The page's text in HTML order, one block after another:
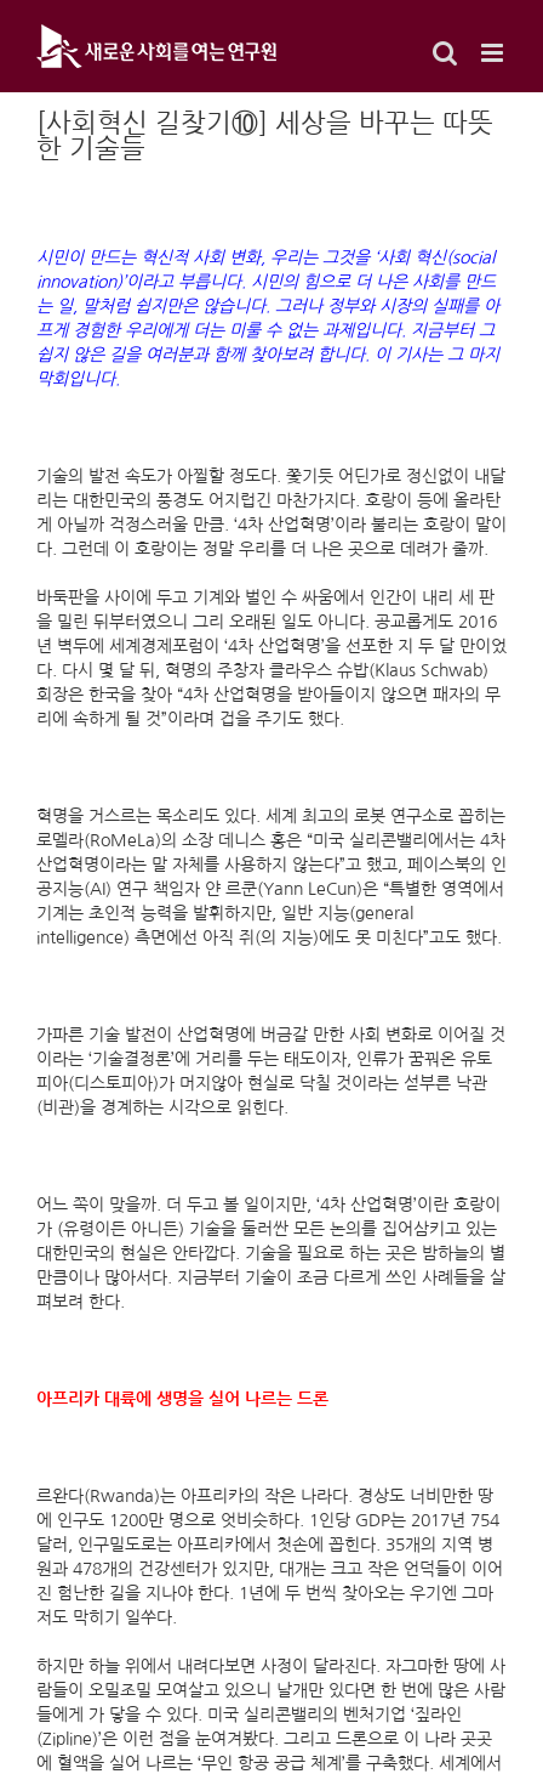
content
[사회혁신 길찾기⑩] 세상을 바꾸는 따뜻
한 기술들
시민이 만드는 혁신적 사회 변화, 우리는 그것을 ‘사회 혁신(social
innovation)’이라고 부릅니다. 시민의 힘으로 더 나은 사회를 만드
는 일, 말처럼 쉽지만은 않습니다. 그러나 정부와 시장의 실패를 아
프게 경험한 우리에게 더는 미룰 수 없는 과제입니다. 지금부터 그
쉽지 않은 길을 여러분과 함께 찾아보려 합니다. 이 기사는 그 마지
막회입니다.
기술의 발전 속도가 아찔할 정도다. 쫓기듯 어딘가로 정신없이 내달
리는 대한민국의 풍경도 어지럽긴 마찬가지다. 호랑이 등에 올라탄
게 아닐까 걱정스러울 만큼. ‘4차 산업혁명’이라 불리는 호랑이 말이
다. 그런데 이 호랑이는 정말 우리를 더 나은 곳으로 데려가 줄까.
바둑판을 사이에 두고 기계와 벌인 수 싸움에서 인간이 내리 세 판
을 밀린 뒤부터였으니 그리 오래된 일도 아니다. 공교롭게도 2016
년 벽두에 세계경제포럼이 ‘4차 산업혁명’을 선포한 지 두 달 만이었
다. 다시 몇 달 뒤, 혁명의 주창자 클라우스 슈밥(Klaus Schwab)
회장은 한국을 찾아 “4차 산업혁명을 받아들이지 않으면 패자의 무
리에 속하게 될 것”이라며 겁을 주기도 했다.
혁명을 거스르는 목소리도 있다. 세계 최고의 로봇 연구소로 꼽히는
로멜라(RoMeLa)의 소장 데니스 홍은 “미국 실리콘밸리에서는 4차
산업혁명이라는 말 자체를 사용하지 않는다”고 했고, 페이스북의 인
공지능(AI) 연구 책임자 얀 르쿤(Yann LeCun)은 “특별한 영역에서
기계는 초인적 능력을 발휘하지만, 일반 지능(general
intelligence) 측면에선 아직 쥐(의 지능)에도 못 미친다”고도 했다.
가파른 기술 발전이 산업혁명에 버금갈 만한 사회 변화로 이어질 것
이라는 ‘기술결정론’에 거리를 두는 태도이자, 인류가 꿈꿔온 유토
피아(디스토피아)가 머지않아 현실로 닥칠 것이라는 섣부른 낙관
(비관)을 경계하는 시각으로 읽힌다.
어느 쪽이 맞을까. 더 두고 볼 일이지만, ‘4차 산업혁명’이란 호랑이
가 (유령이든 아니든) 기술을 둘러싼 모든 논의를 집어삼키고 있는
대한민국의 현실은 안타깝다. 기술을 필요로 하는 곳은 밤하늘의 별
만큼이나 많아서다. 지금부터 기술이 조금 다르게 쓰인 사례들을 살
펴보려 한다.
아프리카 대륙에 생명을 실어 나르는 드론
르완다(Rwanda)는 아프리카의 작은 나라다. 경상도 너비만한 땅
에 인구도 1200만 명으로 엇비슷하다. 1인당 GDP는 2017년 754
달러, 인구밀도로는 아프리카에서 첫손에 꼽힌다. 35개의 지역 병
원과 478개의 건강센터가 있지만, 대개는 크고 작은 언덕들이 이어
진 험난한 길을 지나야 한다. 1년에 두 번씩 찾아오는 우기엔 그마
저도 막히기 일쑤다.
하지만 하늘 위에서 내려다보면 사정이 달라진다. 자그마한 땅에 사
람들이 오밀조밀 모여살고 있으니 날개만 있다면 한 번에 많은 사람
들에게 가 닿을 수 있다. 미국 실리콘밸리의 벤처기업 ‘짚라인
(Zipline)’은 이런 점을 눈여겨봤다. 그리고 드론으로 이 나라 곳곳
에 혈액을 실어 나르는 ‘무인 항공 공급 체계’를 구축했다. 세계에서